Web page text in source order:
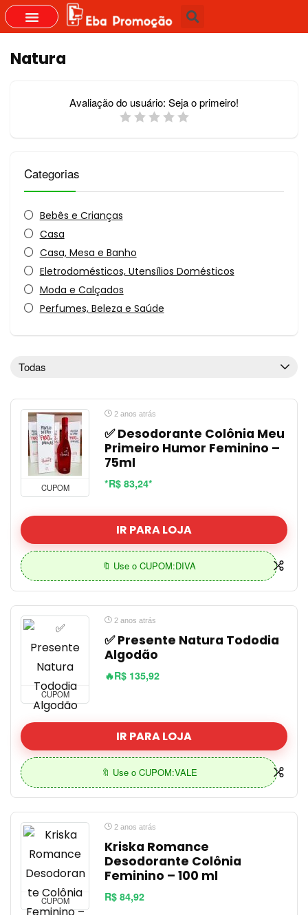
Natura
Avaliação do usuário: Seja o primeiro!
Categorias
Bebês e Crianças
Casa
Casa, Mesa e Banho
Eletrodomésticos, Utensílios Domésticos
Moda e Calçados
Perfumes, Beleza e Saúde
Todas as categorias
Todas
CUPOM
2 anos atrás
✅ Desodorante Colônia Meu
Primeiro Humor Feminino –
75ml
*R$ 83,24*
IR PARA LOJA
🔖 Use o CUPOM:DIVA
CUPOM
2 anos atrás
✅ Presente Natura Tododia
Algodão
🔥R$ 135,92
IR PARA LOJA
🔖 Use o CUPOM:VALE
CUPOM
2 anos atrás
Kriska Romance
Desodorante Colônia
Feminino – 100 ml
R$ 84,92